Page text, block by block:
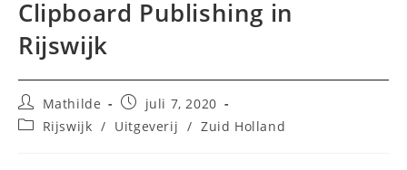
Clipboard Publishing in
Rijswijk
Bericht
auteur:
Mathilde
Bericht
gepubliceerd
op:
juli 7, 2020
Berichtcategorie:
Rijswijk / Uitgeverij / Zuid Holland